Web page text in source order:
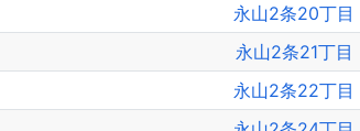
永山2条20丁目
永山2条21丁目
永山2条22丁目